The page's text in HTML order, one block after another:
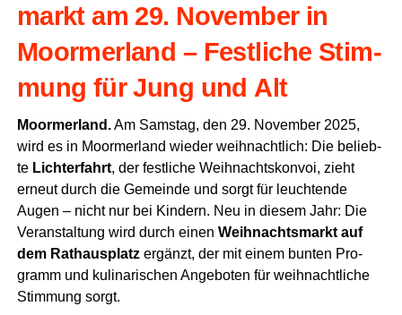
markt am 29. Novem­ber in
Moorm­er­land – Fest­li­che Stim­
mung für Jung und Alt
Moorm­er­land.Am Sams­tag, den 29. Novem­ber 2025,
wird es in Moorm­er­land wie­der weih­nacht­lich: Die belieb­
te Licht­er­fahrt, der fest­li­che Weih­nachts­kon­voi, zieht
erneut durch die Gemein­de und sorgt für leuch­ten­de
Augen – nicht nur bei Kin­dern. Neu in die­sem Jahr: Die
Ver­an­stal­tung wird durch einen Weih­nachts­markt auf
dem Rat­haus­platzergänzt, der mit einem bun­ten Pro­
gramm und kuli­na­ri­schen Ange­bo­ten für weih­nacht­li­che
Stim­mung sorgt.